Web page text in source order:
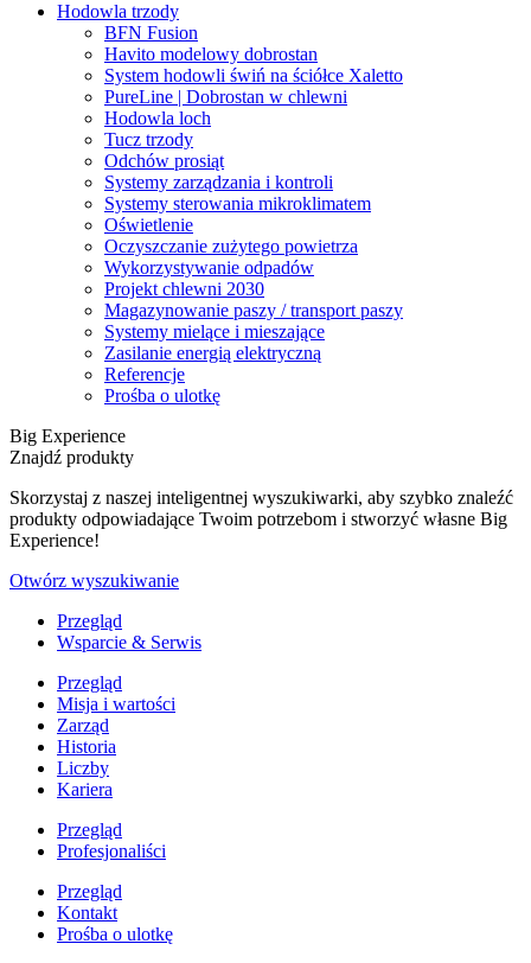
Hodowla trzody
BFN Fusion
Havito modelowy dobrostan
System hodowli świń na ściółce Xaletto
PureLine | Dobrostan w chlewni
Hodowla loch
Tucz trzody
Odchów prosiąt
Systemy zarządzania i kontroli
Systemy sterowania mikroklimatem
Oświetlenie
Oczyszczanie zużytego powietrza
Wykorzystywanie odpadów
Projekt chlewni 2030
Magazynowanie paszy / transport paszy
Systemy mielące i mieszające
Zasilanie energią elektryczną
Referencje
Prośba o ulotkę
Big Experience
Znajdź produkty
Skorzystaj z naszej inteligentnej wyszukiwarki, aby szybko znaleźć
produkty odpowiadające Twoim potrzebom i stworzyć własne Big
Experience!
Otwórz wyszukiwanie
Przegląd
Wsparcie & Serwis
Przegląd
Misja i wartości
Zarząd
Historia
Liczby
Kariera
Przegląd
Profesjonaliści
Przegląd
Kontakt
Prośba o ulotkę